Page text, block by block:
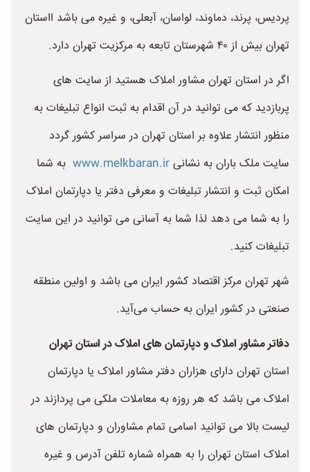
پردیس، پرند، دماوند، لواسان، آبعلی، و غیره می باشد ااستان
تهران بیش از ۴۰ شهرستان تابعه به مرکزیت تهران دارد.
اگر در استان تهران مشاور املاک هستید از سایت های
پربازدید که می توانید در آن اقدام به ثبت انواع تبلیغات به
منظور انتشار علاوه بر استان تهران در سراسر کشور گردد
سایت ملک باران به نشانی www.melkbaran.ir به شما
امکان ثبت و انتشار تبلیغات و معرفی دفتر یا دپارتمان املاک
را به شما می دهد لذا شما به آسانی می توانید در این سایت
تبلیغات کنید.
شهر تهران مرکز اقتصاد کشور ایران می باشد و اولین منطقه
صنعتی در کشور ایران به حساب می‌آید.
دفاتر مشاور املاک و دپارتمان های املاک در استان تهران
استان تهران دارای هزاران دفتر مشاور املاک یا دپارتمان
املاک می باشد که هر روزه به معاملات ملکی می پردازند در
لیست بالا می توانید اسامی تمام مشاوران و دپارتمان های
املاک استان تهران را به همراه شماره تلفن آدرس و غیره